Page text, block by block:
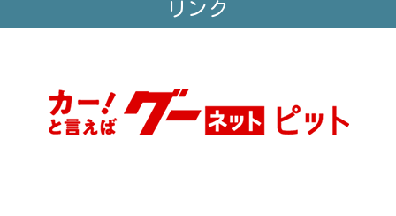
リンク